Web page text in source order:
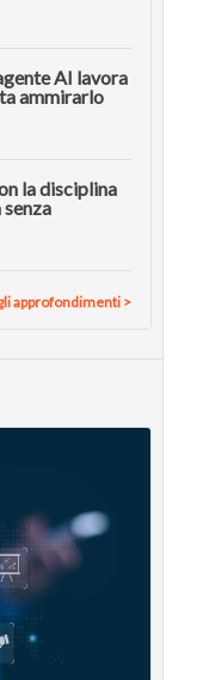
AI lavora
ammirarlo
la disciplina
approfondimenti >